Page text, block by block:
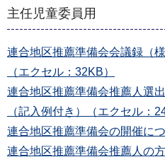
主任児童委員用
連合地区推薦準備会会議録（
（エクセル：32KB）
連合地区推薦準備会推薦人選
（記入例付き）（エクセル：
連合地区推薦準備会の開催に
連合地区推薦準備会推薦人の